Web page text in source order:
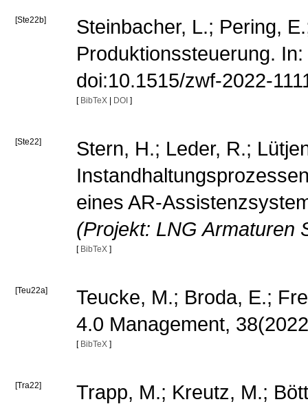
[Ste22b]
Steinbacher, L.; Pering,
Produktionssteuerung.
doi:10.1515/zwf-2022-
[ BibTeX| DOI ]
[Ste22]
Stern, H.; Leder, R.;
eines AR-
(Projekt: LNG Armaturen
[ BibTeX ]
[Teu22a]
Teucke, M.; Broda, E.;
4.0 Management,
[ BibTeX ]
[Tra22]
Trapp, M.; Kreutz, M.;